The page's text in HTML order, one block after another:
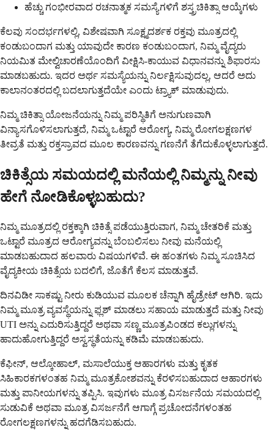
ಹೆಚ್ಚು ಗಂಭೀರವಾದ ರಚನಾತ್ಮಕ ಸಮಸ್ಯೆಗಳಿಗೆ ಶಸ್ತ್ರಚಿಕಿತ್ಸಾ ಆಯ್ಕೆಗಳು
ಕೆಲವು ಸಂದರ್ಭಗಳಲ್ಲಿ, ವಿಶೇಷವಾಗಿ ಸೂಕ್ಷ್ಮದರ್ಶಕ ರಕ್ತವು ಮೂತ್ರದಲ್ಲಿ
ಕಂಡುಬಂದಾಗ ಮತ್ತು ಯಾವುದೇ ಕಾರಣ ಕಂಡುಬಂದಾಗ, ನಿಮ್ಮ ವೈದ್ಯರು
ನಿಯಮಿತ ಮೇಲ್ವಿಚಾರಣೆಯೊಂದಿಗೆ ವೀಕ್ಷಿಸಿ-ಕಾಯುವ ವಿಧಾನವನ್ನು ಶಿಫಾರಸು
ಮಾಡಬಹುದು. ಇದರ ಅರ್ಥ ಸಮಸ್ಯೆಯನ್ನು ನಿರ್ಲಕ್ಷಿಸುವುದಲ್ಲ, ಆದರೆ ಅದು
ಕಾಲಾನಂತರದಲ್ಲಿ ಬದಲಾಗುತ್ತದೆಯೇ ಎಂದು ಟ್ರ್ಯಾಕ್ ಮಾಡುವುದು.
ನಿಮ್ಮ ಚಿಕಿತ್ಸಾ ಯೋಜನೆಯನ್ನು ನಿಮ್ಮ ಪರಿಸ್ಥಿತಿಗೆ ಅನುಗುಣವಾಗಿ
ವಿನ್ಯಾಸಗೊಳಿಸಲಾಗುತ್ತದೆ, ನಿಮ್ಮ ಒಟ್ಟಾರೆ ಆರೋಗ್ಯ, ನಿಮ್ಮ ರೋಗಲಕ್ಷಣಗಳ
ತೀವ್ರತೆ ಮತ್ತು ರಕ್ತಸ್ರಾವದ ಮೂಲ ಕಾರಣವನ್ನು ಗಣನೆಗೆ ತೆಗೆದುಕೊಳ್ಳಲಾಗುತ್ತದೆ.
ಚಿಕಿತ್ಸೆಯ ಸಮಯದಲ್ಲಿ ಮನೆಯಲ್ಲಿ ನಿಮ್ಮನ್ನು ನೀವು
ಹೇಗೆ ನೋಡಿಕೊಳ್ಳಬಹುದು?
ನಿಮ್ಮ ಮೂತ್ರದಲ್ಲಿ ರಕ್ತಕ್ಕಾಗಿ ಚಿಕಿತ್ಸೆ ಪಡೆಯುತ್ತಿರುವಾಗ, ನಿಮ್ಮ ಚೇತರಿಕೆ ಮತ್ತು
ಒಟ್ಟಾರೆ ಮೂತ್ರದ ಆರೋಗ್ಯವನ್ನು ಬೆಂಬಲಿಸಲು ನೀವು ಮನೆಯಲ್ಲಿ
ಮಾಡಬಹುದಾದ ಹಲವಾರು ವಿಷಯಗಳಿವೆ. ಈ ಹಂತಗಳು ನಿಮ್ಮ ಸೂಚಿಸಿದ
ವೈದ್ಯಕೀಯ ಚಿಕಿತ್ಸೆಯ ಬದಲಿಗೆ, ಜೊತೆಗೆ ಕೆಲಸ ಮಾಡುತ್ತವೆ.
ದಿನವಿಡೀ ಸಾಕಷ್ಟು ನೀರು ಕುಡಿಯುವ ಮೂಲಕ ಚೆನ್ನಾಗಿ ಹೈಡ್ರೇಟ್ ಆಗಿರಿ. ಇದು
ನಿಮ್ಮ ಮೂತ್ರ ವ್ಯವಸ್ಥೆಯನ್ನು ಫ್ಲಶ್ ಮಾಡಲು ಸಹಾಯ ಮಾಡುತ್ತದೆ ಮತ್ತು ನೀವು
UTI ಅನ್ನು ಎದುರಿಸುತ್ತಿದ್ದರೆ ಅಥವಾ ಸಣ್ಣ ಮೂತ್ರಪಿಂಡದ ಕಲ್ಲುಗಳನ್ನು
ಹಾದುಹೋಗುತ್ತಿದ್ದರೆ ಅಸ್ವಸ್ಥತೆಯನ್ನು ಕಡಿಮೆ ಮಾಡಬಹುದು.
ಕೆಫೀನ್, ಆಲ್ಕೋಹಾಲ್, ಮಸಾಲೆಯುಕ್ತ ಆಹಾರಗಳು ಮತ್ತು ಕೃತಕ
ಸಿಹಿಕಾರಕಗಳಂತಹ ನಿಮ್ಮ ಮೂತ್ರಕೋಶವನ್ನು ಕೆರಳಿಸಬಹುದಾದ ಆಹಾರಗಳು
ಮತ್ತು ಪಾನೀಯಗಳನ್ನು ತಪ್ಪಿಸಿ. ಇವುಗಳು ಮೂತ್ರ ವಿಸರ್ಜನೆಯ ಸಮಯದಲ್ಲಿ
ಸುಡುವಿಕೆ ಅಥವಾ ಮೂತ್ರ ವಿಸರ್ಜನೆಗೆ ಆಗಾಗ್ಗೆ ಪ್ರಚೋದನೆಗಳಂತಹ
ರೋಗಲಕ್ಷಣಗಳನ್ನು ಹದಗೆಡಿಸಬಹುದು.